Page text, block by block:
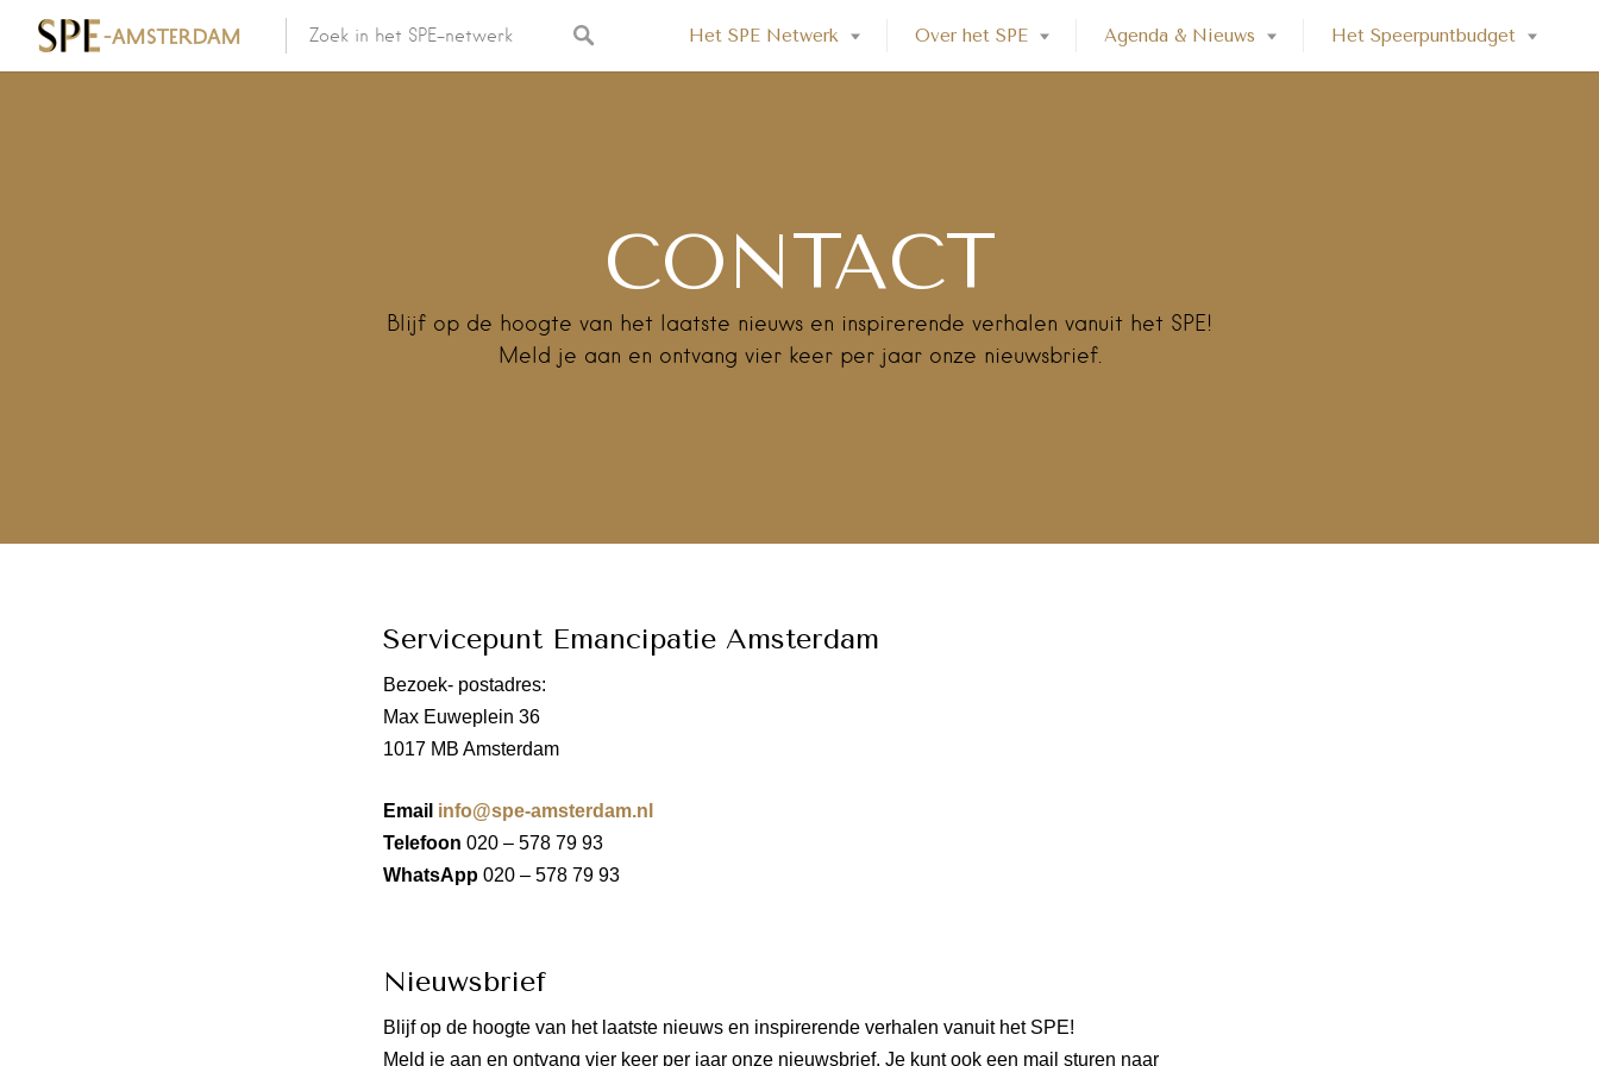
Het SPE Netwerk Over het SPE Agenda & Nieuws Het Speerpuntbudget
CONTACT
Blijf op de hoogte van het laatste nieuws en inspirerende verhalen vanuit het SPE!
Meld je aan en ontvang vier keer per jaar onze nieuwsbrief.
Servicepunt Emancipatie Amsterdam
Bezoek- postadres:
Max Euweplein 36
1017 MB Amsterdam
Email info@spe-amsterdam.nl
Telefoon 020 – 578 79 93
WhatsApp 020 – 578 79 93
Nieuwsbrief
Blijf op de hoogte van het laatste nieuws en inspirerende verhalen vanuit het SPE!
Meld je aan en ontvang vier keer per jaar onze nieuwsbrief. Je kunt ook een mail sturen naar